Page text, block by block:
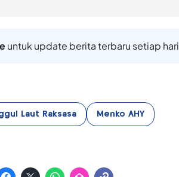
untuk update berita terbaru setiap hari
Laut Raksasa Menko AHY